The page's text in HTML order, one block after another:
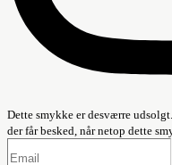
Dette smykke er desværre
der får besked, når netop dette